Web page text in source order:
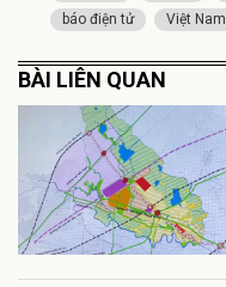
báo điện tử
Việt Nam
BÀI LIÊN QUAN